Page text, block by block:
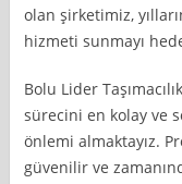
olan şirketimiz,
hizmeti sunmayı
Bolu Lider
sürecini en kolay ve
önlemi almaktayız.
güvenilir ve